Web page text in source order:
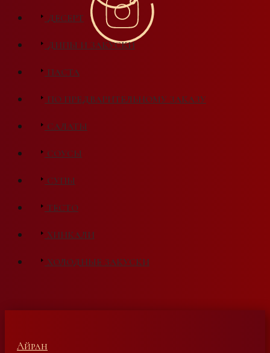
ДЕСЕРТ
ДИПЫ И ЗАКУСКИ
ПАСТА
ПО ПРЕДВАРИТЕЛЬНОМУ ЗАКАЗУ
САЛАТЫ
СОУСЫ
СУПЫ
ТЕСТО
ХИНКАЛИ
ХОЛОДНЫЕ ЗАКУСКИ
Айран